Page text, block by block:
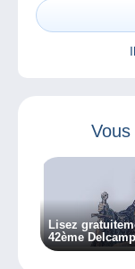
Lisez
42ème
Magazine !